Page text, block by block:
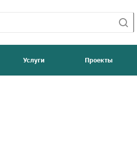
Услуги Проекты